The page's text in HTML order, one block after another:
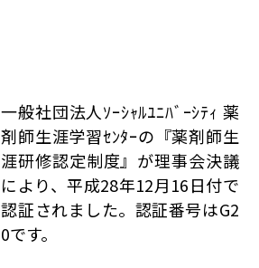
一般社団法人ｿｰｼｬﾙﾕﾆﾊﾞｰｼﾃｨ 薬
剤師生涯学習ｾﾝﾀｰの『薬剤師生
涯研修認定制度』が理事会決議
により、平成28年12月16日付で
認証されました。認証番号はG2
0です。